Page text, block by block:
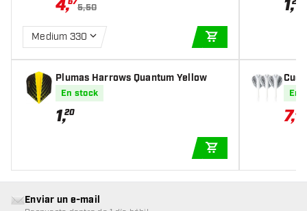
4, 5,50
Medium 330
Plumas Harrows Quantum Yellow
En stock
1,20
1,
st
En
7,56
Enviar un e-mail